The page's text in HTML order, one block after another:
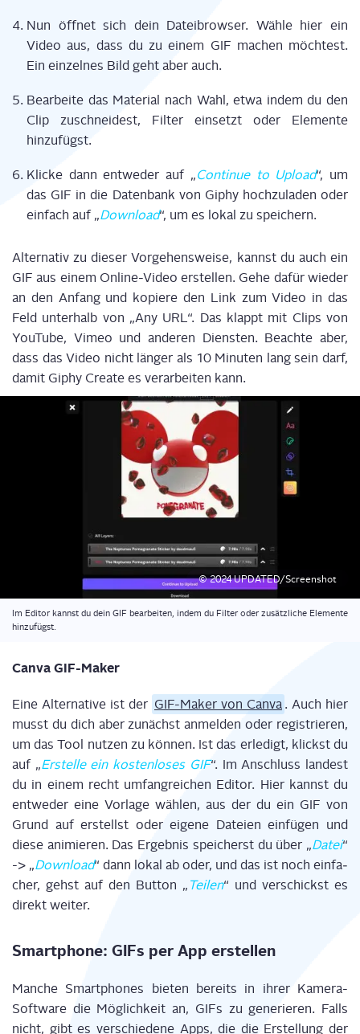
Nun öff­net sich dein Datei­brow­ser. Wäh­le hier ein
Video aus, dass du zu einem GIF machen möch­test.
Ein ein­zel­nes Bild geht aber auch.
Bear­bei­te das Mate­ri­al nach Wahl, etwa indem du den
Clip zuschnei­dest, Fil­ter ein­setzt oder Ele­men­te
hinzufügst.
Kli­cke dann ent­we­der auf „Con­ti­nue to Upload“, um
das GIF in die Daten­bank von Giphy hoch­zu­la­den oder
ein­fach auf „Down­load“, um es lokal zu speichern.
Alter­na­tiv zu die­ser Vor­ge­hens­wei­se, kannst du auch ein
GIF aus einem Online-Video erstel­len. Gehe dafür wie­der
an den Anfang und kopie­re den Link zum Video in das
Feld unter­halb von „Any URL“. Das klappt mit Clips von
You­Tube, Vimeo und ande­ren Diens­ten. Beach­te aber,
dass das Video nicht län­ger als 10 Minu­ten lang sein darf,
damit Giphy Crea­te es ver­ar­bei­ten kann.
© 2024 UPDATED/Screenshot
Im Edi­tor kannst du dein GIF bear­bei­ten, indem du Fil­ter oder zusätz­li­che Ele­men­te
hinzufügst.
Can­va GIF-Maker
Eine Alter­na­ti­ve ist der GIF-Maker von Can­va . Auch hier
musst du dich aber zunächst anmel­den oder regis­trie­ren,
um das Tool nut­zen zu kön­nen. Ist das erle­digt, klickst du
auf „Erstel­le ein kos­ten­lo­ses GIF“. Im Anschluss lan­dest
du in einem recht umfang­rei­chen Edi­tor. Hier kannst du
ent­we­der eine Vor­la­ge wäh­len, aus der du ein GIF von
Grund auf erstellst oder eige­ne Datei­en ein­fü­gen und
die­se ani­mie­ren. Das Ergeb­nis spei­cherst du über „Datei“
-> „Down­load“ dann lokal ab oder, und das ist noch ein­fa­
cher, gehst auf den But­ton „ Tei­len“ und ver­schickst es
direkt weiter.
Smart­phone: GIFs per App erstellen
Man­che Smart­phones bie­ten bereits in ihrer Kame­ra-
Soft­ware die Mög­lich­keit an, GIFs zu gene­rie­ren. Falls
nicht, gibt es ver­schie­de­ne Apps, die die Erstel­lung der